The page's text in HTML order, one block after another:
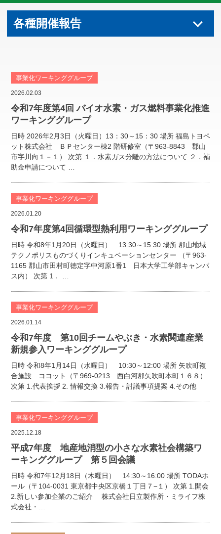
各種開催報告
事業化ワーキンググループ
2026.02.03
令和7年度第4回 バイオ水素・ガス燃料事業化推進
ワーキンググループ
日時 2026年2月3日（火曜日）13：30～15：30 場所 福島トヨペ
ット株式会社 ＢＰセンター棟2 階研修室（〒963-8843 郡山
市字川向１－１） 次第 １．水素ガス分離の方法について ２．補
助金申請について …
事業化ワーキンググループ
2026.01.20
令和7年度第4回循環型熱利用ワーキンググループ
日時 令和8年1月20日（火曜日） 13:30～15:30 場所 郡山地域
テクノポリスものづくりインキュベーションセンター （〒963-
1165 郡山市田村町徳定字中河原1番1 日本大学工学部キャンパ
ス内） 次第 1． …
事業化ワーキンググループ
2026.01.14
令和7年度 第10回チームやぶき・水素関連産業
新規参入ワーキンググループ
日時 令和8年1月14日（水曜日） 10:30～12:00 場所 矢吹町複
合施設 ココット（〒969-0213 西白河郡矢吹町本町１６８）
次第 1.代表挨拶 2. 情報交換 3.報告・討議事項提案 4.その他
事業化ワーキンググループ
2025.12.18
平成7年度 地産地消型の小さな水素社会構築ワ
ーキンググループ 第５回会議
日時 令和7年12月18日（木曜日） 14:30～16:00 場所 TODAホ
ール（〒104-0031 東京都中央区京橋１丁目７−１） 次第 1.開会
2.新しい参加企業のご紹介 株式会社日立製作所・ミライフ株
式会社・…